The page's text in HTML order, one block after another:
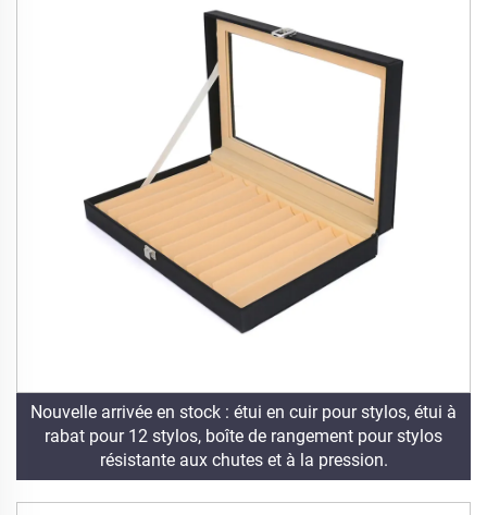
Nouvelle arrivée en stock : étui en cuir pour stylos, étui à
rabat pour 12 stylos, boîte de rangement pour stylos
résistante aux chutes et à la pression.